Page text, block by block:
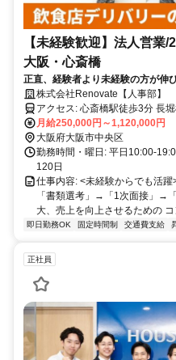
【未経験歓迎】法人営業
大阪・心斎橋
正直、経験者より未経験の方が伸
業職株式会社Renovate【人事部】
アクセス: 心斎橋駅徒歩3
月給250,000円～1,120,000円
大阪府大阪市中央区
勤務時間・曜日: 平日10:00-
120日
仕事内容: <未経験からでも活躍
「書類選考」→「1次面接」→
大、売上を向上させるための
即日勤務OK 固定時間制 交通費支給
正社員